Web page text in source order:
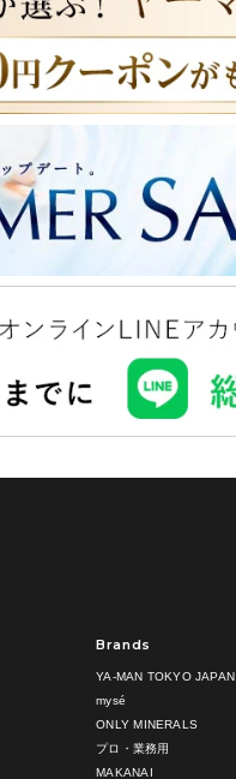
Brands
YA-MAN TOKYO JAPAN
mysé
ONLY MINERALS
プロ・業務用
MAKANAI